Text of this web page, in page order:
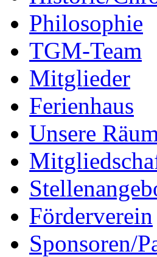
Philosophie
TGM-Team
Mitglieder
Ferienhaus
Unsere
Förderverein
Sponsoren/